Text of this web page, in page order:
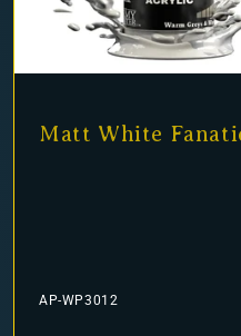
Matt White
AP-WP3012